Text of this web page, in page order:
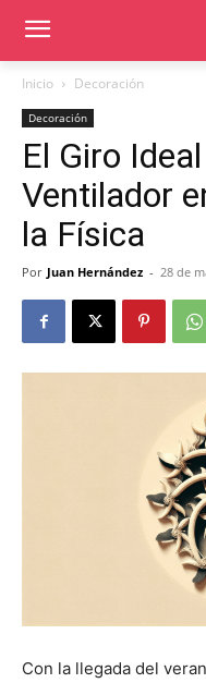
Inicio Decoración
Decoración
El Giro
Ventilador
la Física
Por Juan Hernández - 28 de
Con la llegada del